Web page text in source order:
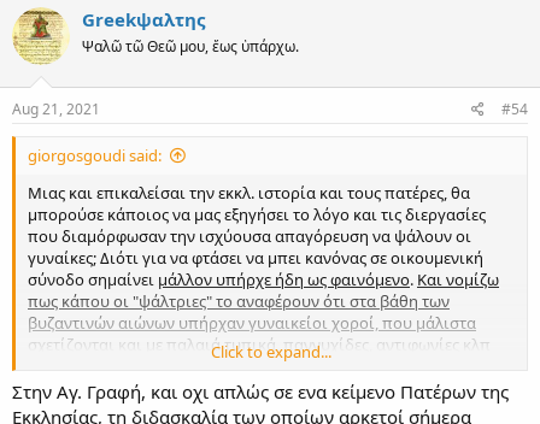
c
t
i
o
n
s
Greekψαλτης
Ψαλῶ τῶ Θεῶ μου, ἕως ὑπάρχω.
Aug 21, 2021 #54
giorgosgoudi said:
Μιας και επικαλείσαι την εκκλ. ιστορία και τους πατέρες, θα
μπορούσε κάποιος να μας εξηγήσει το λόγο και τις διεργασίες
που διαμόρφωσαν την ισχύουσα απαγόρευση να ψάλουν οι
γυναίκες; Διότι για να φτάσει να μπει κανόνας σε οικουμενική
σύνοδο σημαίνει μάλλον υπήρχε ήδη ως φαινόμενο. Και νομίζω
πως κάπου οι "ψάλτριες" το αναφέρουν ότι στα βάθη των
βυζαντινών αιώνων υπήρχαν γυναικείοι χοροί, που μάλιστα
σχετίζονται και με παλαιά τυπικά, παννυχίδες, αντιφωνίες κλπ
(έχω μια υποψία ότι όλα αυτά λίγο σχετίζονται και
ανταγωνίζονται το ύφος και την τάξη της "οθωμανικής
περιόδου").
Click to expand...
Στην Αγ. Γραφή, και οχι απλώς σε ενα κείμενο Πατέρων της
Εκκλησίας, τη διδασκαλία των οποίων αρκετοί σήμερα